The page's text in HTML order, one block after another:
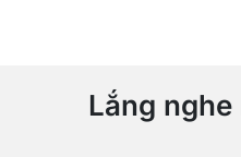
Lắng